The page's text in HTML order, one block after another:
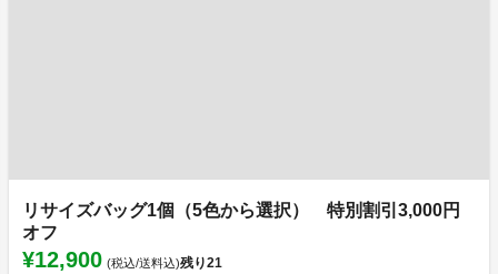
リサイズバッグ1個（5色から選択） 特別割引3,000円
オフ
¥12,900 (税込/送料込)残り21